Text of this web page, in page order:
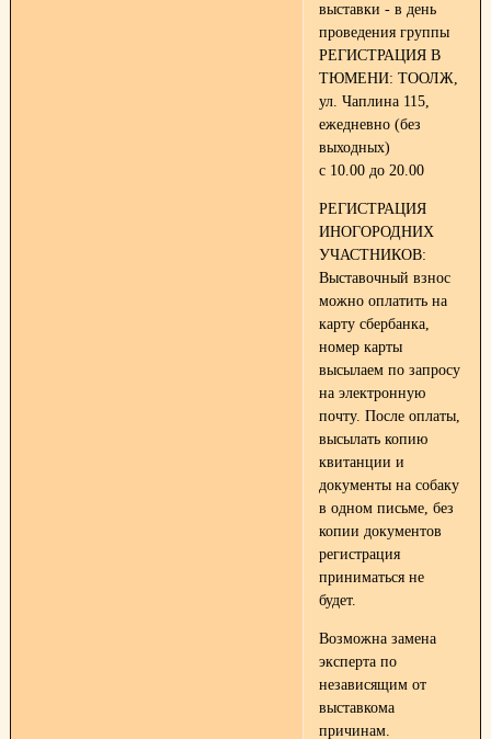
выставки - в день
проведения группы
РЕГИСТРАЦИЯ В
ТЮМЕНИ: ТООЛЖ,
ул. Чаплина 115,
ежедневно (без
выходных)
с 10.00 до 20.00
РЕГИСТРАЦИЯ
ИНОГОРОДНИХ
УЧАСТНИКОВ:
Выставочный взнос
можно оплатить на
карту сбербанка,
номер карты
высылаем по запросу
на электронную
почту. После оплаты,
высылать копию
квитанции и
документы на собаку
в одном письме, без
копии документов
регистрация
приниматься не
будет.
Возможна замена
эксперта по
независящим от
выставкома
причинам.